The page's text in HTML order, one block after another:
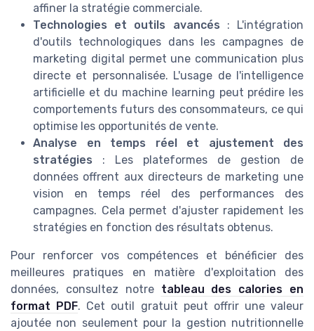
affiner la stratégie commerciale.
Technologies et outils avancés : L'intégration
d'outils technologiques dans les campagnes de
marketing digital permet une communication plus
directe et personnalisée. L'usage de l'intelligence
artificielle et du machine learning peut prédire les
comportements futurs des consommateurs, ce qui
optimise les opportunités de vente.
Analyse en temps réel et ajustement des
stratégies : Les plateformes de gestion de
données offrent aux directeurs de marketing une
vision en temps réel des performances des
campagnes. Cela permet d'ajuster rapidement les
stratégies en fonction des résultats obtenus.
Pour renforcer vos compétences et bénéficier des
meilleures pratiques en matière d'exploitation des
données, consultez notre tableau des calories en
format PDF. Cet outil gratuit peut offrir une valeur
ajoutée non seulement pour la gestion nutritionnelle